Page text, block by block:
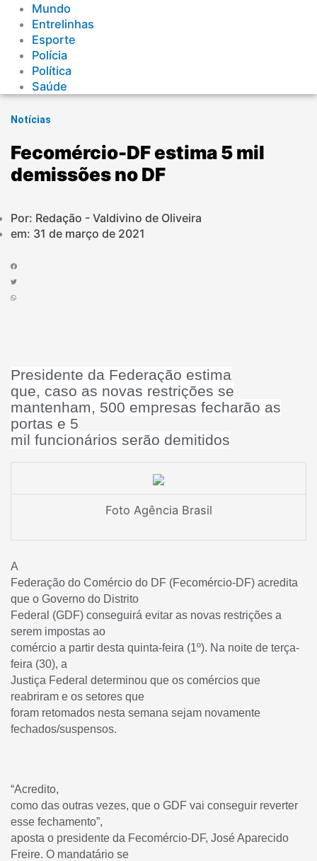
Mundo
Entrelinhas
Esporte
Polícia
Política
Saúde
Notícias
Fecomércio-DF estima 5 mil
demissões no DF
Por: Redação - Valdivino de Oliveira
em: 31 de março de 2021
Presidente da Federação estima
que, caso as novas restrições se
mantenham, 500 empresas fecharão as
portas e 5
mil funcionários serão demitidos
Foto Agência Brasil
A
Federação do Comércio do DF (Fecomércio-DF) acredita
que o Governo do Distrito
Federal (GDF) conseguirá evitar as novas restrições a
serem impostas ao
comércio a partir desta quinta-feira (1º). Na noite de terça-
feira (30), a
Justiça Federal determinou que os comércios que
reabriram e os setores que
foram retomados nesta semana sejam novamente
fechados/suspensos.
“Acredito,
como das outras vezes, que o GDF vai conseguir reverter
esse fechamento”,
aposta o presidente da Fecomércio-DF, José Aparecido
Freire. O mandatário se